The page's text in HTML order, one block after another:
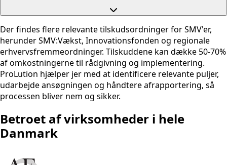
Der findes flere relevante tilskudsordninger for SMV'er,
herunder SMV:Vækst, Innovationsfonden og regionale
erhvervsfremmeordninger. Tilskuddene kan dække 50-70%
af omkostningerne til rådgivning og implementering.
ProLution hjælper jer med at identificere relevante puljer,
udarbejde ansøgningen og håndtere afrapportering, så
processen bliver nem og sikker.
Betroet af virksomheder i hele
Danmark